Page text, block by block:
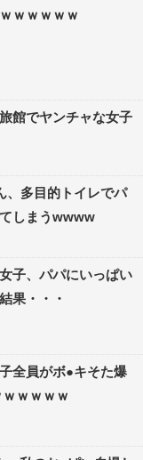
ｗｗｗｗｗ
館でヤンチャな女子
、多目的トイレでパ
しまうwwww
子、パパにいっぱい
果・・・
全員がボ●キそた爆
ｗｗｗｗ